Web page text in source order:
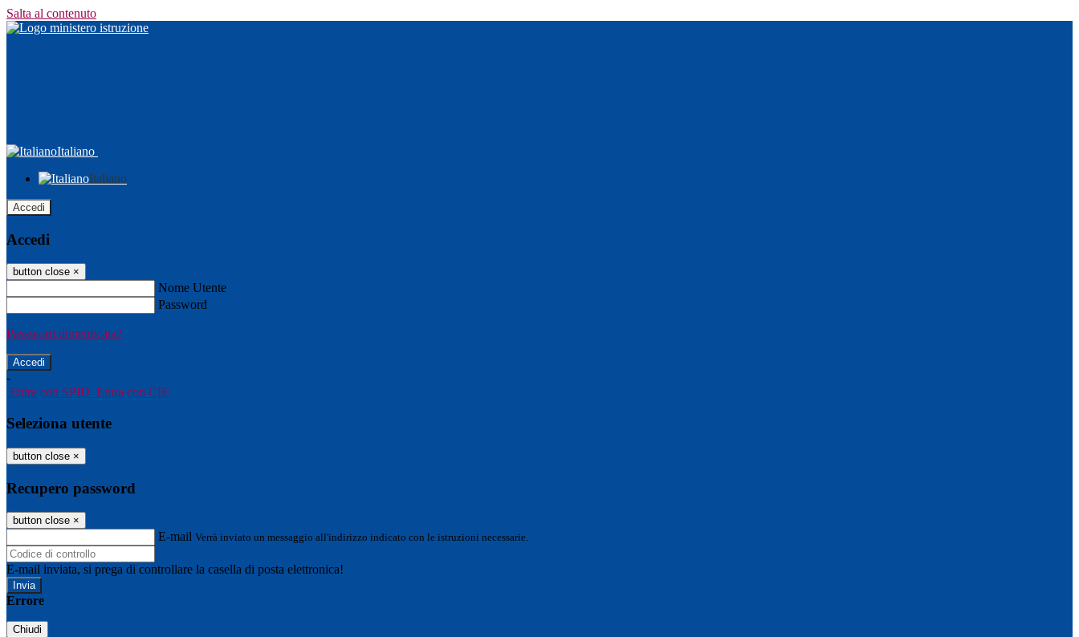
Salta al contenuto
Italiano
Italiano
Accedi
Accedi
button close ×
Nome Utente
Password
Password dimenticata?
-
Entra con SPID Entra con CIE
Seleziona utente
button close ×
Recupero password
button close ×
E-mail Verrà inviato un messaggio all'indirizzo indicato con le istruzioni necessarie.
E-mail inviata, si prega di controllare la casella di posta elettronica!
Errore
Chiudi